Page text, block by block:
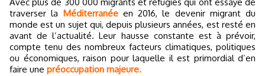
Avec plus de 300 000 migrants et réfugiés qui ont essayé de
traverser la Méditerranéeen 2016, le devenir migrant du
monde est un sujet qui, depuis plusieurs années, est resté en
avant de l’actualité. Leur hausse constante est à prévoir,
compte tenu des nombreux facteurs climatiques, politiques
ou économiques, raison pour laquelle il est primordial d’en
faire une préoccupation majeure.